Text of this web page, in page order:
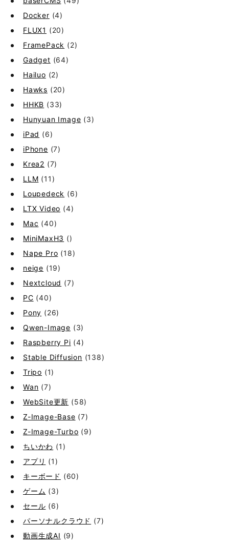
Docker (4)
FLUX1 (20)
FramePack (2)
Gadget (64)
Hailuo (2)
Hawks (20)
HHKB (33)
Hunyuan Image (3)
iPad (6)
iPhone (7)
Krea2 (7)
LLM (11)
Loupedeck (6)
LTX Video (4)
Mac (40)
MiniMaxH3 ()
Nape Pro (18)
neige (19)
Nextcloud (7)
PC (40)
Pony (26)
Qwen-Image (3)
Raspberry Pi (4)
Stable Diffusion (138)
Tripo (1)
Wan (7)
WebSite更新 (58)
Z-Image-Base (7)
Z-Image-Turbo (9)
ちいかわ (1)
アプリ (1)
キーボード (60)
ゲーム (3)
セール (6)
パーソナルクラウド (7)
動画生成AI (9)